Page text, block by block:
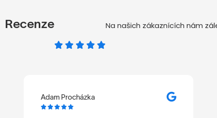
Recenze Na našich zákaznících nám
Adam Procházka
